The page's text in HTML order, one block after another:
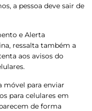
a pessoa deve sair de
e Alerta
ressalta também a
aos avisos do
móvel para enviar
para celulares em
de forma